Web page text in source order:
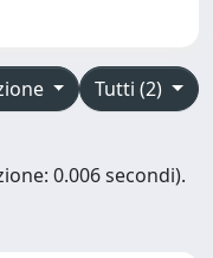
Tutti (2)
0.006 secondi).